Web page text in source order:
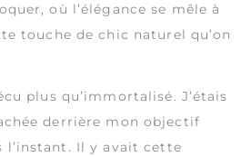
où l’élégance se mêle à
touche de chic naturel qu’on
plus qu’immortalisé. J’étais
derrière mon objectif
l’instant. Il y avait cette